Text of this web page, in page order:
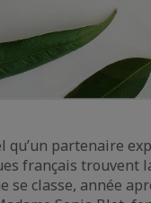
qu’un partenaire
français trouvent
se classe, année